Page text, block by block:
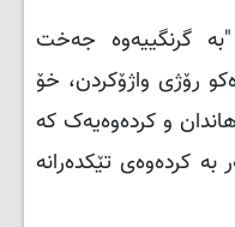
گرنگییەوە جەخت
رۆژی واژۆکردن، خۆ
و کردەوەیەک کە
بە کردەوەی تێکدەرانە